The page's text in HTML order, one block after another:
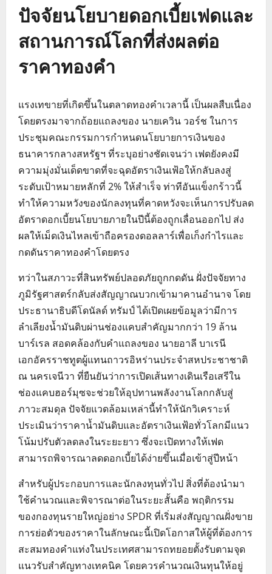
ปัจจัยนโยบายดอกเบี้ยเฟดและ
สถานการณ์โลกที่ส่งผลต่อ
ราคาทองคำ
แรงเทขายที่เกิดขึ้นในตลาดทองคำเวลานี้ เป็นผลสืบเนื่อง
โดยตรงมาจากถ้อยแถลงของ นายเควิน วอร์ช ในการ
ประชุมคณะกรรมการกำหนดนโยบายการเงินของ
ธนาคารกลางสหรัฐฯ ที่ระบุอย่างชัดเจนว่า เฟดยังคงมี
ความมุ่งมั่นเด็ดขาดที่จะฉุดอัตราเงินเฟ้อให้กลับลงสู่
ระดับเป้าหมายหลักที่ 2% ให้สำเร็จ ท่าทีอันแข็งกร้าวนี้
ทำให้ความหวังของนักลงทุนที่คาดหวังจะเห็นการปรับลด
อัตราดอกเบี้ยนโยบายภายในปีนี้ต้องถูกเลื่อนออกไป ส่ง
ผลให้เม็ดเงินไหลเข้าถือครองดอลลาร์เพื่อเก็งกำไรและ
กดดันราคาทองคำโดยตรง
ทว่าในสภาวะที่สินทรัพย์ปลอดภัยถูกกดดัน ฝั่งปัจจัยทาง
ภูมิรัฐศาสตร์กลับส่งสัญญาณบวกเข้ามาคานอำนาจ โดย
ประธานาธิบดีโดนัลด์ ทรัมป์ ได้เปิดเผยข้อมูลว่ามีการ
ลำเลียงน้ำมันดิบผ่านช่องแคบสำคัญมากกว่า 19 ล้าน
บาร์เรล สอดคล้องกับคำแถลงของ นายอาลี บาเรนี
เอกอัครราชทูตผู้แทนถาวรอิหร่านประจำสหประชาชาติ
ณ นครเจนีวา ที่ยืนยันว่าการเปิดเส้นทางเดินเรือเสรีใน
ช่องแคบฮอร์มุซจะช่วยให้อุปทานพลังงานโลกกลับสู่
ภาวะสมดุล ปัจจัยแวดล้อมเหล่านี้ทำให้นักวิเคราะห์
ประเมินว่าราคาน้ำมันดิบและอัตราเงินเฟ้อทั่วโลกมีแนว
โน้มปรับตัวลดลงในระยะยาว ซึ่งจะเปิดทางให้เฟด
สามารถพิจารณาลดดอกเบี้ยได้ง่ายขึ้นเมื่อเข้าสู่ปีหน้า
สำหรับผู้ประกอบการและนักลงทุนทั่วไป สิ่งที่ต้องนำมา
ใช้คำนวณและพิจารณาต่อในระยะสั้นคือ พฤติกรรม
ของกองทุนรายใหญ่อย่าง SPDR ที่เริ่มส่งสัญญาณฝั่งขาย
การย่อตัวของราคาในลักษณะนี้เปิดโอกาสให้ผู้ที่ต้องการ
สะสมทองคำแท่งในประเทศสามารถทยอยตั้งรับตามจุด
แนวรับสำคัญทางเทคนิค โดยควรคำนวณเงินทุนให้อยู่